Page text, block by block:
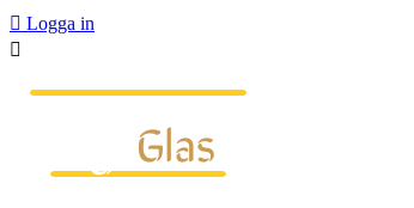
 Logga in
